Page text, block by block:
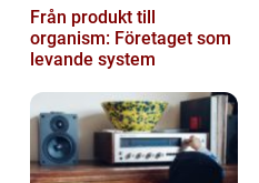
Från produkt till
organism: Företaget som
levande system